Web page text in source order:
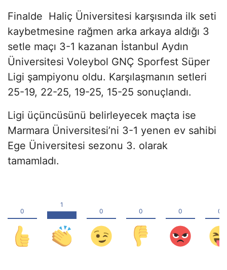
Finalde Haliç Üniversitesi karşısında ilk seti
kaybetmesine rağmen arka arkaya aldığı 3
setle maçı 3-1 kazanan İstanbul Aydın
Üniversitesi Voleybol GNÇ Sporfest Süper
Ligi şampiyonu oldu. Karşılaşmanın setleri
25-19, 22-25, 19-25, 15-25 sonuçlandı.
Ligi üçüncüsünü belirleyecek maçta ise
Marmara Üniversitesi’ni 3-1 yenen ev sahibi
Ege Üniversitesi sezonu 3. olarak
tamamladı.